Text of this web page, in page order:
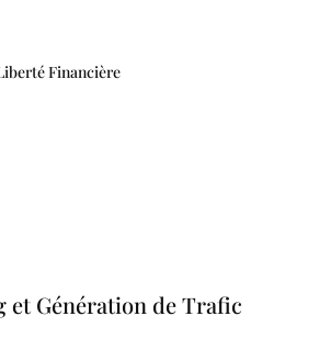
Financière
et Génération de Trafic